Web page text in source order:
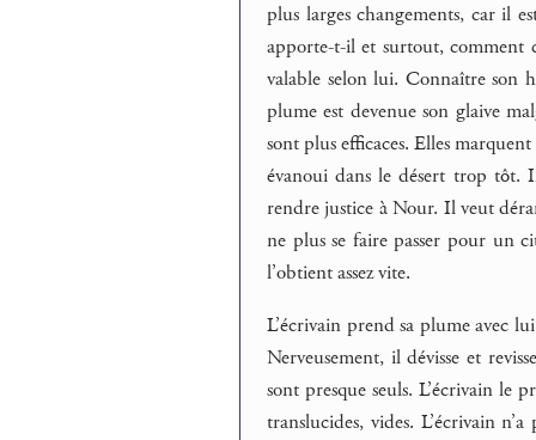
plus larges changements, car il
apporte-t-il et surtout, comment
valable selon lui. Connaître son
plume est devenue son glaive
sont plus efficaces. Elles
évanoui dans le désert trop tôt.
rendre justice à Nour. Il veut
ne plus se faire passer pour un
l’obtient assez vite.
L’écrivain prend sa plume avec
Nerveusement, il dévisse et
sont presque seuls. L’écrivain le
translucides, vides. L’écrivain